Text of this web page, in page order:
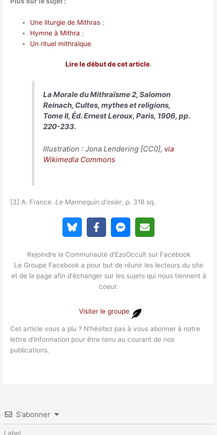
Une liturgie de Mithras ;
Hymne à Mithra ;
Un rituel mithraïque.
Lire le début de cet article.
La Morale du Mithraïsme 2, Salomon
Reinach, Cultes, mythes et religions,
Tome II, Éd. Ernest Leroux, Paris, 1906, pp.
220-233.
Illustration : Jona Lendering [CC0], via
Wikimedia Commons
[3] A. France. Le Mannequin d’osier, p. 318 sq.
Rejoindre la Communauté d'EzoOccult sur Facebook
Le Groupe Facebook a pour but de réunir les lecteurs du site
et de la page afin d'échanger sur les sujets qui nous tiennent à
coeur.
Visiter le groupe
Cet article vous a plu ? N'hésitez pas à vous abonner à notre
lettre d'information pour être tenu au courant de nos
publications.
S’abonner
Label